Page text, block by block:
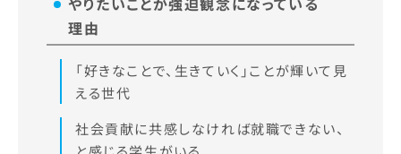
理由
「好きなことで、生きていく」ことが輝いて見
える世代
社会貢献に共感しなければ就職できない、